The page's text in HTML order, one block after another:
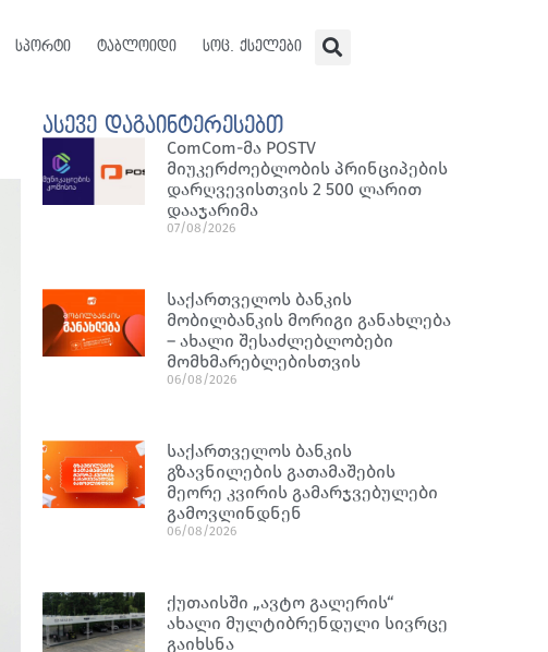
სპორტი ტაბლოიდი სოც. ქსელები
ასევე დაგაინტერესებთ
ComCom-მა POSTV
მიუკერძოებლობის პრინციპების
დარღვევისთვის 2 500 ლარით
დააჯარიმა
07/08/2026
საქართველოს ბანკის
მობილბანკის მორიგი განახლება
– ახალი შესაძლებლობები
მომხმარებლებისთვის
06/08/2026
საქართველოს ბანკის
გზავნილების გათამაშების
მეორე კვირის გამარჯვებულები
გამოვლინდნენ
06/08/2026
ქუთაისში „ავტო გალერის“
ახალი მულტიბრენდული სივრცე
გაიხსნა